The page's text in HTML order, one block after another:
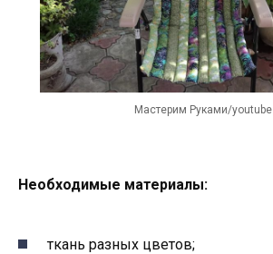
Мастерим Руками/youtube
Необходимые материалы:
ткань разных цветов;